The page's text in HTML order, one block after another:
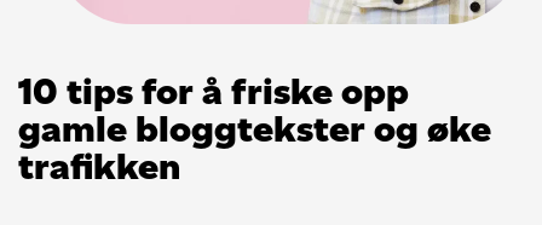
10 tips for å friske opp
gamle bloggtekster og øke
trafikken